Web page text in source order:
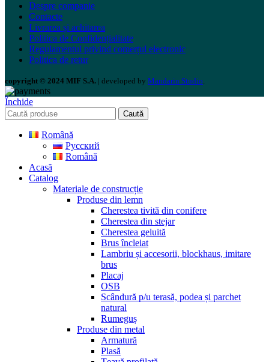
Despre companie
Contacte
Livrarea și achitarea
Politica de Confidențialitate
Regulamentul privind comerțul electronic
Politica de retur
copyright © 2024 MIF S.A. | developed by Mandarin Studio.
Închide
Caută
Română
Русский
Română
Acasă
Catalog
Materiale de construcție
Produse din lemn
Cherestea tivită din conifere
Cherestea din stejar
Cherestea geluită
Brus încleiat
Lambriu și accesorii, blockhaus, imitare
brus
Placaj
OSB
Scândură p/u terasă, podea și parchet
natural
Rumeguș
Produse din metal
Armatură
Plasă